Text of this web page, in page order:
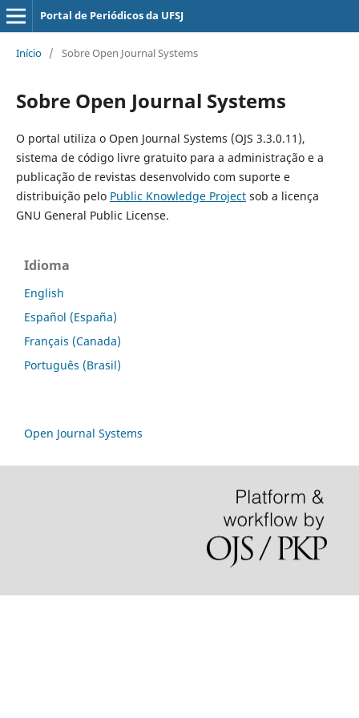
Portal de Periódicos da UFSJ
Início / Sobre Open Journal Systems
Sobre Open Journal Systems
O portal utiliza o Open Journal Systems (OJS 3.3.0.11),
sistema de código livre gratuito para a administração e a
publicação de revistas desenvolvido com suporte e
distribuição pelo Public Knowledge Projectsob a licença
GNU General Public License.
Idioma
English
Español (España)
Français (Canada)
Português (Brasil)
Open Journal Systems